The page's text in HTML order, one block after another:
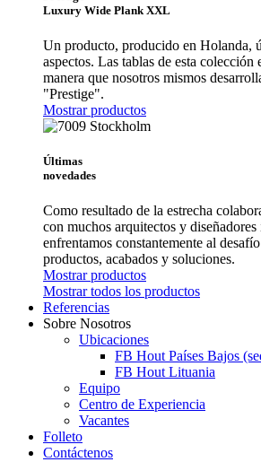
Luxury Wide Plank XXL
Un producto, producido en Holanda,
aspectos. Las tablas de esta colección
manera que nosotros mismos
"Prestige".
Mostrar productos
Últimas
novedades
Como resultado de la estrecha
con muchos arquitectos y
enfrentamos constantemente al
productos, acabados y soluciones.
Mostrar productos
Mostrar todos los productos
Referencias
Sobre Nosotros
Ubicaciones
FB Hout Países Bajos
FB Hout Lituania
Equipo
Centro de Experiencia
Vacantes
Folleto
Contáctenos